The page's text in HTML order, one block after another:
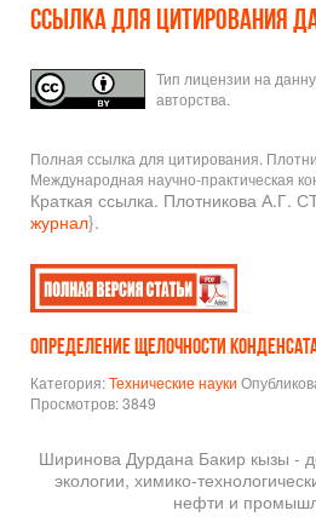
Ссылка для цитирования
Тип лицензии на
авторства.
Полная ссылка для цитирования.
Международная научно-практическая
Краткая ссылка. Плотникова
журнал}.
ОПРЕДЕЛЕНИЕ ЩЕЛОЧНОСТИ
Категория:Технические науки
Просмотров: 3849
Ширинова Дурдана Бакир кызы -
экологии, химико-
нефти и